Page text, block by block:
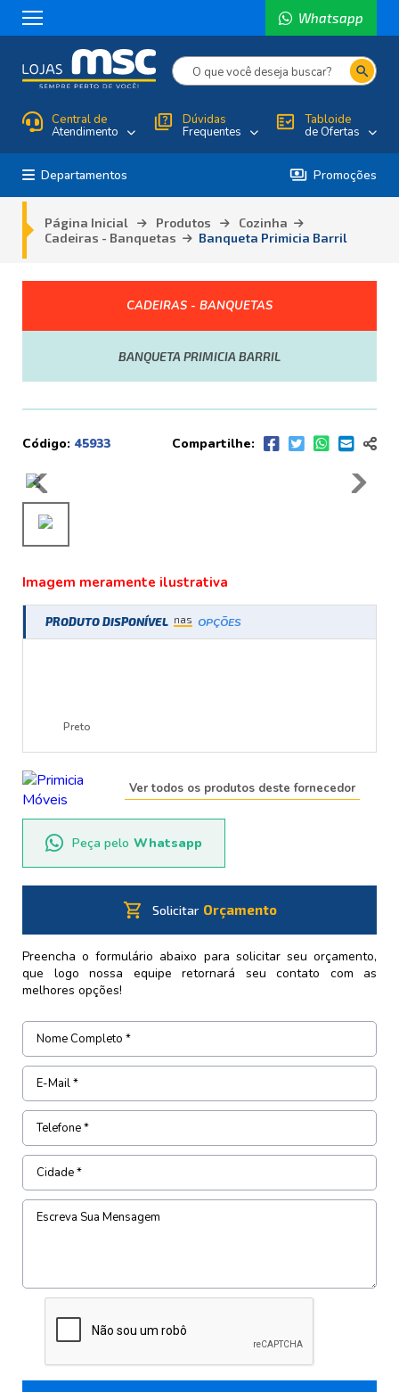
Whatsapp
search
Central de
Atendimento quiz Dúvidas
Frequentes fact_check Tabloide
de Ofertas
Departamentos payments Promoções
Página Inicial Produtos
Cozinha
Cadeiras - Banquetas
Banqueta Primicia Barril
CADEIRAS - BANQUETAS
BANQUETA PRIMICIA BARRIL
Código: 45933 Compartilhe:
Imagem meramente ilustrativa
PRODUTO DISPONÍVEL nas OPÇÕES
Preto
Ver todos os produtos deste fornecedor
Peça pelo Whatsapp
shopping_cart Solicitar Orçamento
Preencha o formulário abaixo para solicitar seu orçamento,
que logo nossa equipe retornará seu contato com as
melhores opções!